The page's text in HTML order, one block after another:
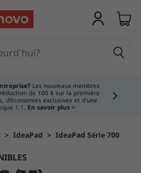
Les nouveaux membres
de 100 $ sur la première
d'économies exclusives et d'une
1:1. En savoir plus >
3 of 5
> IdeaPad > IdeaPad Série 700